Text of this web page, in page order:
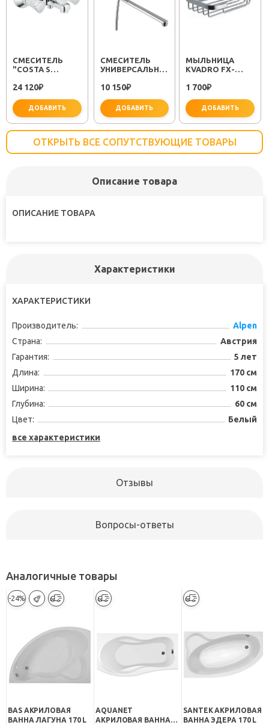
СМЕСИТЕЛЬ
"COSTA S
24 120₽
ДОБАВИТЬ
СМЕСИТЕЛЬ
УНИВЕРСАЛЬНЫЙ
LM1151C"
10 150₽
ДОБАВИТЬ
МЫЛЬНИЦА
KVADRO FX-
1 700₽
ДОБАВИТЬ
ОТКРЫТЬ ВСЕ СОПУТСТВУЮЩИЕ ТОВАРЫ
Описание товара
ОПИСАНИЕ ТОВАРА
Характеристики
ХАРАКТЕРИСТИКИ
Производитель:
Alpen
Страна:
Австрия
Гарантия:
5 лет
Длина:
170 см
Ширина:
110 см
Глубина:
60 см
Цвет:
Белый
все характеристики
Отзывы
Вопросы-ответы
Аналогичные товары
-24%
BAS АКРИЛОВАЯ
ВАННА ЛАГУНА 170 L
AQUANET
АКРИЛОВАЯ ВАННА
SANTEK АКРИЛОВАЯ
ВАННА ЭДЕРА 170 L